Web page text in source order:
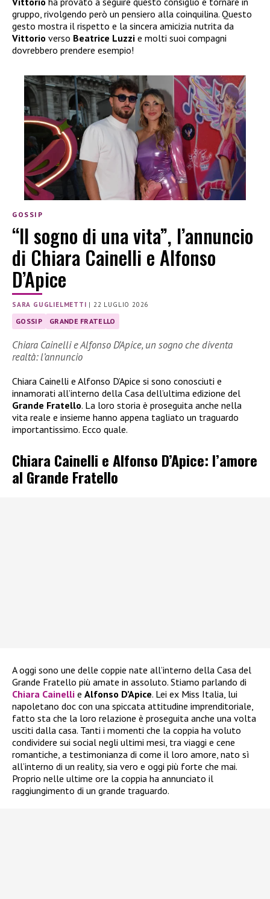
gruppo, rivolgendo però un pensiero alla coinquilina. Questo
gesto mostra il rispetto e la sincera amicizia nutrita da
Vittorio verso Beatrice Luzzi e molti suoi compagni
dovrebbero prendere esempio!
GOSSIP
“Il sogno di una vita”, l’annuncio
di Chiara Cainelli e Alfonso
D’Apice
SARA GUGLIELMETTI | 22 LUGLIO 2026
GOSSIP GRANDE FRATELLO
Chiara Cainelli e Alfonso D’Apice, un sogno che diventa
realtà: l’annuncio
Chiara Cainelli e Alfonso D’Apice si sono conosciuti e
innamorati all’interno della Casa dell’ultima edizione del
Grande Fratello. La loro storia è proseguita anche nella
vita reale e insieme hanno appena tagliato un traguardo
importantissimo. Ecco quale.
Chiara Cainelli e Alfonso D’Apice: l’amore
al Grande Fratello
A oggi sono une delle coppie nate all’interno della Casa del
Grande Fratello più amate in assoluto. Stiamo parlando di
Chiara Cainelli e Alfonso D’Apice. Lei ex Miss Italia, lui
napoletano doc con una spiccata attitudine imprenditoriale,
fatto sta che la loro relazione è proseguita anche una volta
usciti dalla casa. Tanti i momenti che la coppia ha voluto
condividere sui social negli ultimi mesi, tra viaggi e cene
romantiche, a testimonianza di come il loro amore, nato sì
all’interno di un reality, sia vero e oggi più forte che mai.
Proprio nelle ultime ore la coppia ha annunciato il
raggiungimento di un grande traguardo.